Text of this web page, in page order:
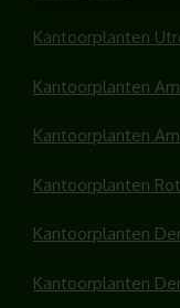
Kantoorplanten
Kantoorplanten
Kantoorplanten
Kantoorplanten
Kantoorplanten
Kantoorplanten